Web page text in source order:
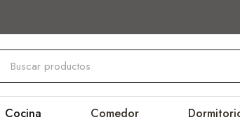
Cocina Comedor